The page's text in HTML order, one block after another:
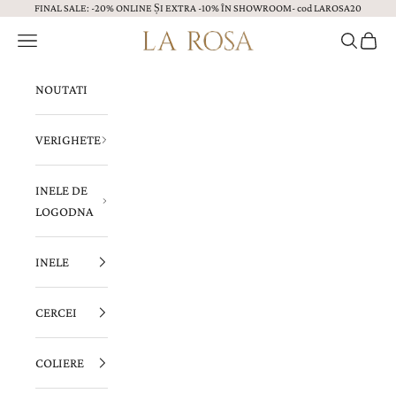
Sari la continut
FINAL SALE: -20% ONLINE ȘI EXTRA -10% ÎN SHOWROOM- cod LAROSA20
Bijuterii LA ROSA
Menu CautăCoș
NOUTATI
VERIGHETE
INELE DE
LOGODNA
INELE
CERCEI
COLIERE